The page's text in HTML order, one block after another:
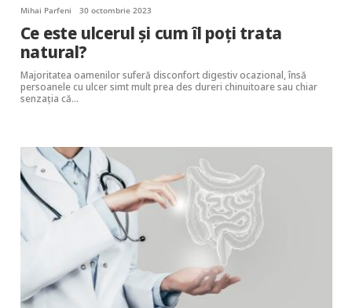
Mihai Parfeni 30 octombrie 2023
Ce este ulcerul și cum îl poți trata
natural?
Majoritatea oamenilor suferă disconfort digestiv ocazional, însă
persoanele cu ulcer simt mult prea des dureri chinuitoare sau chiar
senzația că…